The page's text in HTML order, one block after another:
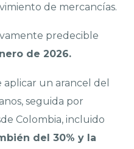
de mercancías.
predecible
de 2026.
aplicar un arancel del
seguida por
Colombia, incluido
del 30% y la